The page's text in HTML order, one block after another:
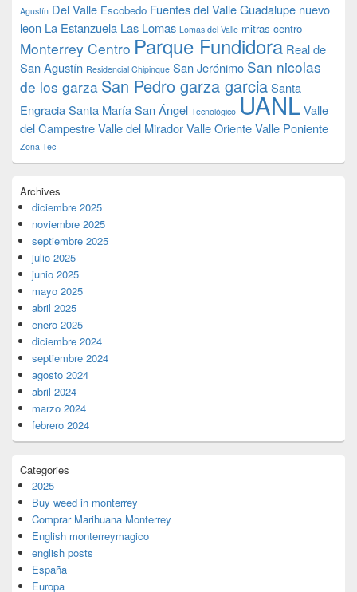
Agustín Del Valle Escobedo Fuentes del ValleGuadalupe nuevo
leon La Estanzuela Las Lomas Lomas del Valle mitras centro
Monterrey Centro Parque Fundidora Real de
San Agustín Residencial Chipinque San Jerónimo San nicolas
de los garza San Pedro garza garciaSanta
EngraciaSanta MaríaSan Ángel Tecnológico UANLValle
del CampestreValle del MiradorValle OrienteValle Poniente
Zona Tec
Archives
diciembre 2025
noviembre 2025
septiembre 2025
julio 2025
junio 2025
mayo 2025
abril 2025
enero 2025
diciembre 2024
septiembre 2024
agosto 2024
abril 2024
marzo 2024
febrero 2024
Categories
2025
Buy weed in monterrey
Comprar Marihuana Monterrey
English monterreymagico
english posts
España
Europa